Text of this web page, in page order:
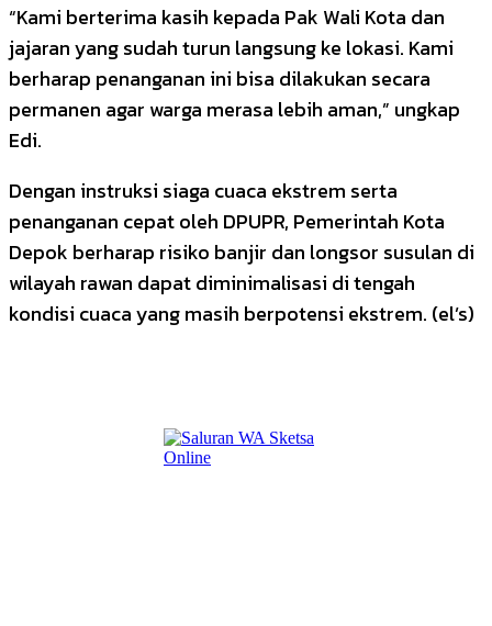
“Kami berterima kasih kepada Pak Wali Kota dan
jajaran yang sudah turun langsung ke lokasi. Kami
berharap penanganan ini bisa dilakukan secara
permanen agar warga merasa lebih aman,” ungkap
Edi.
Dengan instruksi siaga cuaca ekstrem serta
penanganan cepat oleh DPUPR, Pemerintah Kota
Depok berharap risiko banjir dan longsor susulan di
wilayah rawan dapat diminimalisasi di tengah
kondisi cuaca yang masih berpotensi ekstrem. (el’s)